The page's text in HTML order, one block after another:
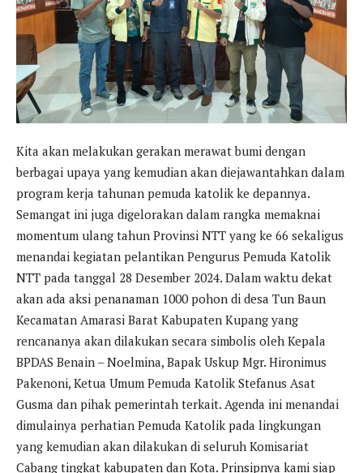
Kita akan melakukan gerakan merawat bumi dengan
berbagai upaya yang kemudian akan diejawantahkan dalam
program kerja tahunan pemuda katolik ke depannya.
Semangat ini juga digelorakan dalam rangka memaknai
momentum ulang tahun Provinsi NTT yang ke 66 sekaligus
menandai kegiatan pelantikan Pengurus Pemuda Katolik
NTT pada tanggal 28 Desember 2024. Dalam waktu dekat
akan ada aksi penanaman 1000 pohon di desa Tun Baun
Kecamatan Amarasi Barat Kabupaten Kupang yang
rencananya akan dilakukan secara simbolis oleh Kepala
BPDAS Benain – Noelmina, Bapak Uskup Mgr. Hironimus
Pakenoni, Ketua Umum Pemuda Katolik Stefanus Asat
Gusma dan pihak pemerintah terkait. Agenda ini menandai
dimulainya perhatian Pemuda Katolik pada lingkungan
yang kemudian akan dilakukan di seluruh Komisariat
Cabang tingkat kabupaten dan Kota. Prinsipnya kami siap